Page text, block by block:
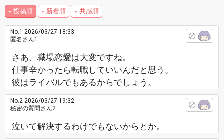
投稿順 新着順 共感順
No.1 2026/03/27 18:33
匿名さん1
さあ、職場恋愛は大変ですね。
仕事辛かったら転職していいんだと思う。
彼はライバルでもあるからでしょう。
No.2 2026/03/27 19:32
秘密の質問さん2
泣いて解決するわけでもないからとか。